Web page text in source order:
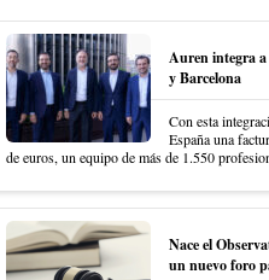
Auren integra
y Barcelona
Con esta
España una
de euros, un equipo de más de 1.550
Nace el
un nuevo foro